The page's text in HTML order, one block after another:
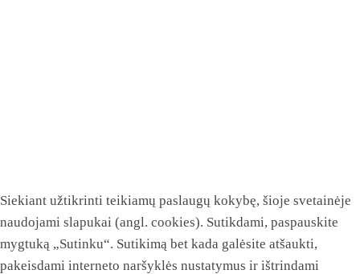
Siekiant užtikrinti teikiamų paslaugų kokybę, šioje svetainėje
naudojami slapukai (angl. cookies). Sutikdami, paspauskite
mygtuką „Sutinku“. Sutikimą bet kada galėsite atšaukti,
pakeisdami interneto naršyklės nustatymus ir ištrindami